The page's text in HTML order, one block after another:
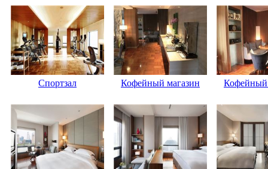
Спортзал Кофейный магазин Кофейный